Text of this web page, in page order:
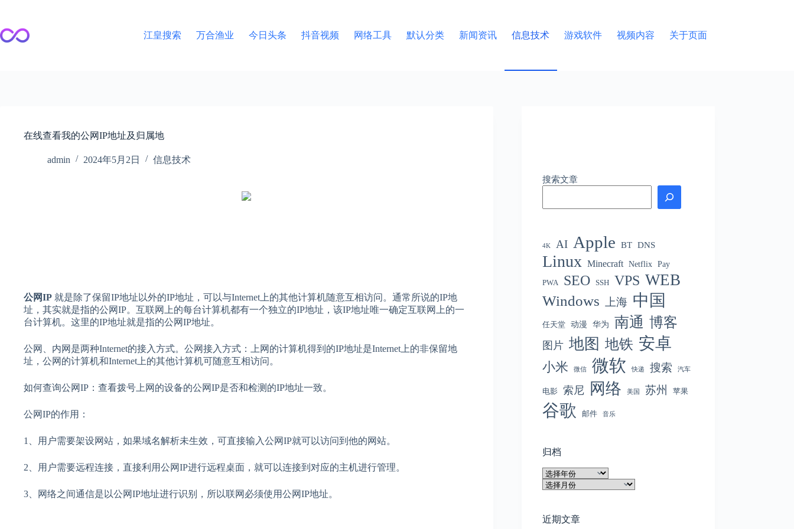
内
容
江皇搜索 万合渔业 今日头条 抖音视频 网络工具 默认分类 新闻资讯 信息技术 游戏软件 视频内容 关于页面
在线查看我的公网IP地址及归属地
admin 2024年5月2日 信息技术
公网IP 就是除了保留IP地址以外的IP地址，可以与Internet上的其他计算机随意互相访问。通常所说的IP地
址，其实就是指的公网IP。互联网上的每台计算机都有一个独立的IP地址，该IP地址唯一确定互联网上的一
台计算机。这里的IP地址就是指的公网IP地址。
公网、内网是两种Internet的接入方式。公网接入方式：上网的计算机得到的IP地址是Internet上的非保留地
址，公网的计算机和Internet上的其他计算机可随意互相访问。
如何查询公网IP：查看拨号上网的设备的公网IP是否和检测的IP地址一致。
公网IP的作用：
1、用户需要架设网站，如果域名解析未生效，可直接输入公网IP就可以访问到他的网站。
2、用户需要远程连接，直接利用公网IP进行远程桌面，就可以连接到对应的主机进行管理。
3、网络之间通信是以公网IP地址进行识别，所以联网必须使用公网IP地址。
搜索文章
4K AI Apple BT DNS
Linux Minecraft Netflix Pay
PWA SEO SSH VPS WEB
Windows 上海 中国
任天堂 动漫 华为 南通 博客
图片 地图 地铁 安卓
小米 微信 微软 快递 搜索 汽车
电影 索尼 网络 美国 苏州 苹果
谷歌 邮件 音乐
归档
归
档
归
近期文章